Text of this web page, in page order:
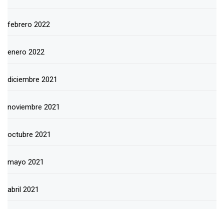
febrero 2022
enero 2022
diciembre 2021
noviembre 2021
octubre 2021
mayo 2021
abril 2021